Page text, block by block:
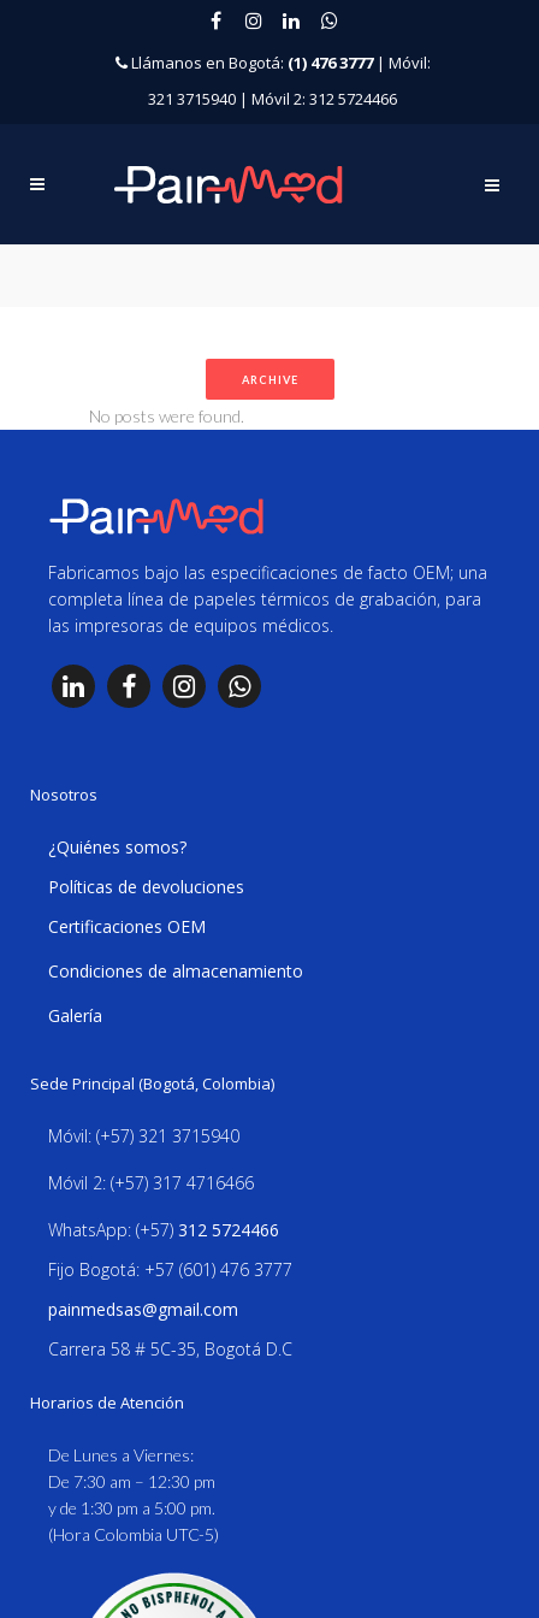
Llámanos en Bogotá: (1) 476 3777 | Móvil:
321 3715940 | Móvil 2: 312 5724466
ARCHIVE
No posts were found.
Fabricamos bajo las especificaciones de facto OEM; una
completa línea de papeles térmicos de grabación, para
las impresoras de equipos médicos.
Nosotros
¿Quiénes somos?
Políticas de devoluciones
Certificaciones OEM
Condiciones de almacenamiento
Galería
Sede Principal (Bogotá, Colombia)
Móvil: (+57) 321 3715940
Móvil 2: (+57) 317 4716466
WhatsApp: (+57) 312 5724466
Fijo Bogotá: +57 (601) 476 3777
painmedsas@gmail.com
Carrera 58 # 5C-35, Bogotá D.C
Horarios de Atención
De Lunes a Viernes:
De 7:30 am – 12:30 pm
y de 1:30 pm a 5:00 pm.
(Hora Colombia UTC-5)